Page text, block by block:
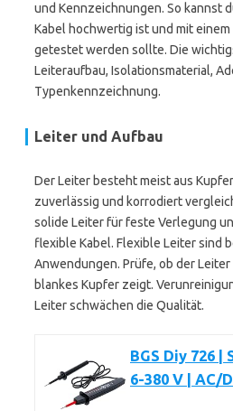
und Kennzeichnungen. So kannst
Kabel hochwertig ist und mit einem
getestet werden sollte. Die
Leiteraufbau, Isolationsmaterial,
Typenkennzeichnung.
Leiter und Aufbau
Der Leiter besteht meist aus
zuverlässig und korrodiert
solide Leiter für feste Verlegung
flexible Kabel. Flexible Leiter sind
Anwendungen. Prüfe, ob der
blankes Kupfer zeigt.
Leiter schwächen die Qualität.
BGS Diy 726 |
6-380 V | AC/